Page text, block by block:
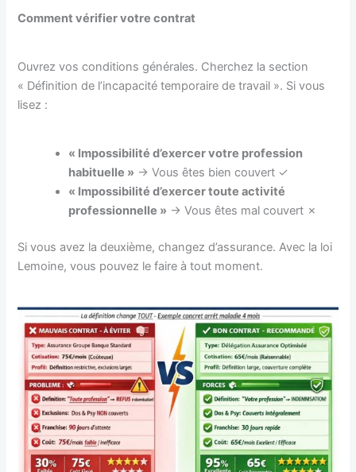
Comment vérifier votre contrat
Ouvrez vos conditions générales. Cherchez la section
« Définition de l’incapacité temporaire de travail ». Si vous
lisez :
« Impossibilité d’exercer votre profession
habituelle » → Vous êtes bien couvert ✓
« Impossibilité d’exercer toute activité
professionnelle » → Vous êtes mal couvert ✗
Si vous avez la deuxième, changez d’assurance. Avec la loi
Lemoine, vous pouvez le faire à tout moment.